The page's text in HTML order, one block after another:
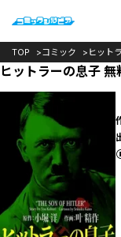
TOP コミック ヒット
ヒットラーの息子 無
ポイント